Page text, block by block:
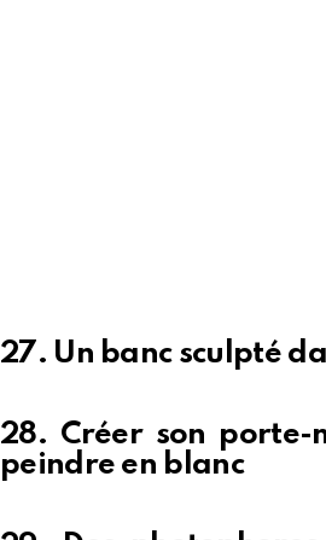
27. Un banc sculpté
28. Créer son
peindre en blanc